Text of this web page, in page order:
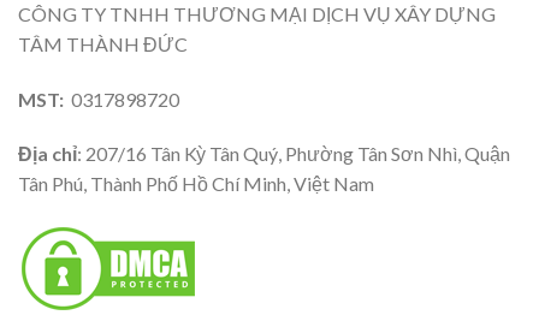
CÔNG TY TNHH THƯƠNG MẠI DỊCH VỤ XÂY DỰNG
TÂM THÀNH ĐỨC
MST: 0317898720
Địa chỉ: 207/16 Tân Kỳ Tân Quý, Phường Tân Sơn Nhì, Quận
Tân Phú, Thành Phố Hồ Chí Minh, Việt Nam